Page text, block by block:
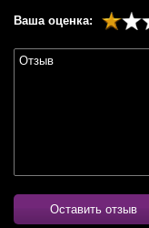
Ваша оценка:
Оставить отзыв